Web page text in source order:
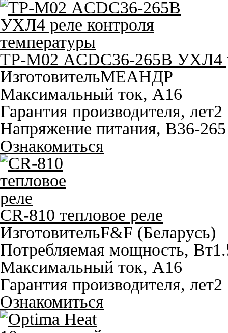
ТР-М02 ACDC36-265В УХЛ4
ИзготовительМЕАНДР
Максимальный ток, A16
Гарантия производителя, лет2
Напряжение питания, В36-
Ознакомиться
CR-810 тепловое реле
ИзготовительF&F (Беларусь)
Потребляемая мощность, Вт
Максимальный ток, A16
Гарантия производителя, лет2
Ознакомиться